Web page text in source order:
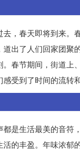
，春天即将到来
出了人们回家团
春节期间，街道上
受到了时间的流转
是生活最美的音
的丰盈。年味浓